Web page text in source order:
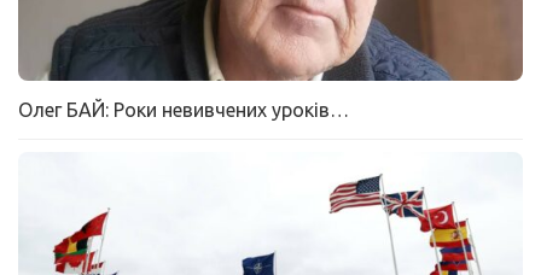
Олег БАЙ: Роки невивчених уроків…